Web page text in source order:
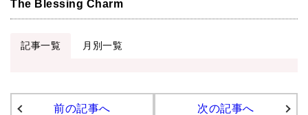
商品一覧
●チベット・シンギングボウル
The Blessing Charm
記事一覧 月別一覧
前の記事へ 次の記事へ